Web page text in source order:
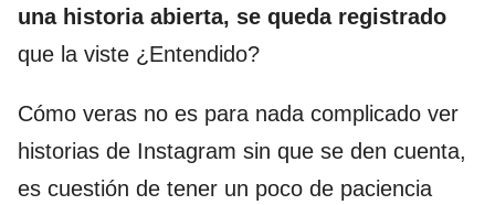
una historia abierta, se queda registrado
que la viste ¿Entendido?
Cómo veras no es para nada complicado ver
historias de Instagram sin que se den cuenta,
es cuestión de tener un poco de paciencia